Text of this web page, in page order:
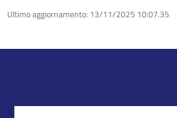
Ultimo aggiornamento: 13/11/2025 10:07.35